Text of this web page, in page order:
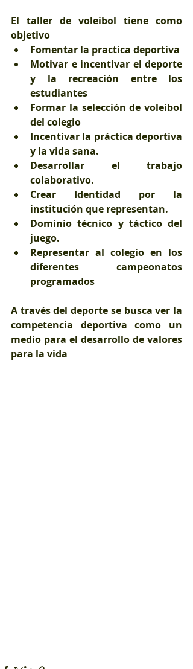
El taller de voleibol tiene como
objetivo
Fomentar la practica deportiva
Motivar e incentivar el deporte
y la recreación entre los
estudiantes
Formar la selección de voleibol
del colegio
Incentivar la práctica deportiva
y la vida sana.
Desarrollar el trabajo
colaborativo.
Crear Identidad por la
institución que representan.
Dominio técnico y táctico del
juego.
Representar al colegio en los
diferentes campeonatos
programados
A través del deporte se busca ver la
competencia deportiva como un
medio para el desarrollo de valores
para la vida